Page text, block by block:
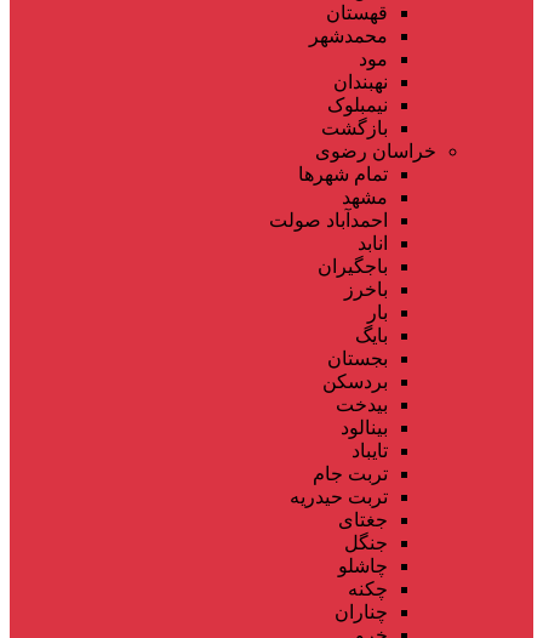
قهستان
محمدشهر
مود
نهبندان
نیمبلوک
بازگشت
خراسان رضوی
تمام شهر‌ها
مشهد
احمدآباد صولت
انابد
باجگیران
باخرز
بار
بایگ
بجستان
بردسکن
بیدخت
بینالود
تایباد
تربت جام
تربت حیدریه
جغتای
جنگل
چاشلو
چکنه
چناران